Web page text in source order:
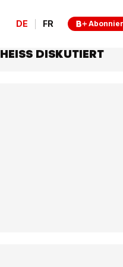
DE FR
HEISS DISKUTIERT